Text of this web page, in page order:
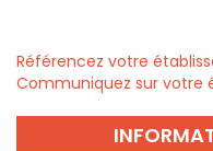
Référencez votre
Communiquez sur votre